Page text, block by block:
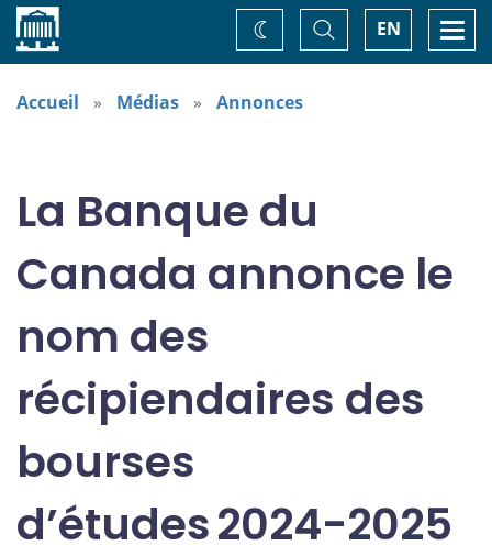
Accueil EN
Basculer
la
recherche
Changez
de
Accueil Médias Annonces
La Banque du
Canada annonce le
nom des
récipiendaires des
bourses
d’études 2024-2025